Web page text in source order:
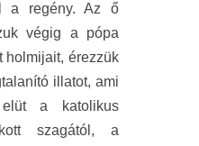
a regény. Az ő
végig a pópa
holmijait, érezzük
illatot, ami
a katolikus
szagától, a